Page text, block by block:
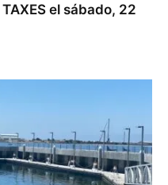
el sábado, 22